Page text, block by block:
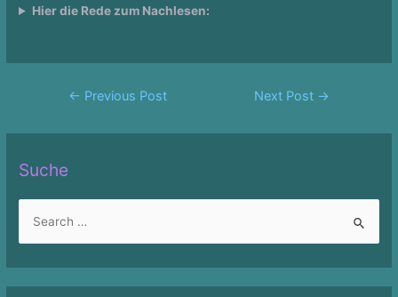
Hier die Rede zum Nachlesen:
Post← Previous Post Next Post →
Suche